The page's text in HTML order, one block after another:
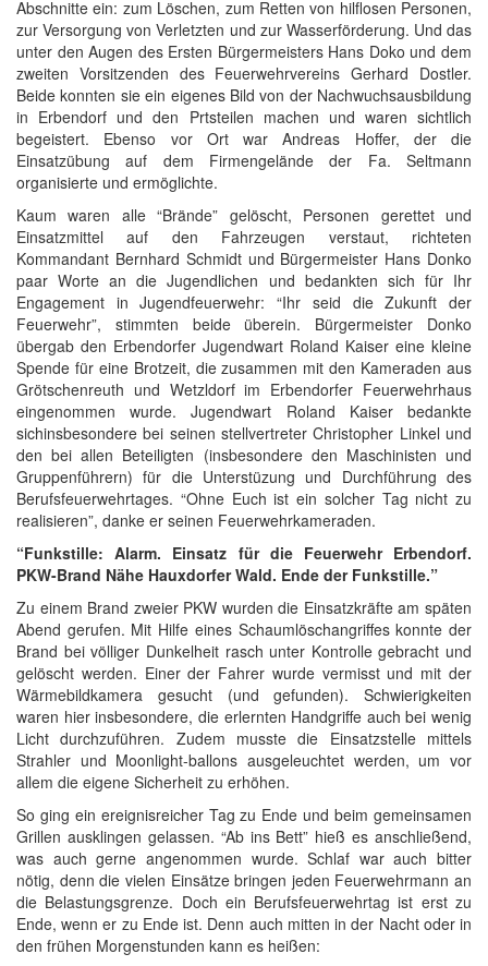
Abschnitte ein: zum Löschen, zum Retten von hilflosen Personen,
zur Versorgung von Verletzten und zur Wasserförderung. Und das
unter den Augen des Ersten Bürgermeisters Hans Doko und dem
zweiten Vorsitzenden des Feuerwehrvereins Gerhard Dostler.
Beide konnten sie ein eigenes Bild von der Nachwuchsausbildung
in Erbendorf und den Prtsteilen machen und waren sichtlich
begeistert. Ebenso vor Ort war Andreas Hoffer, der die
Einsatzübung auf dem Firmengelände der Fa. Seltmann
organisierte und ermöglichte.
Kaum waren alle “Brände” gelöscht, Personen gerettet und
Einsatzmittel auf den Fahrzeugen verstaut, richteten
Kommandant Bernhard Schmidt und Bürgermeister Hans Donko
paar Worte an die Jugendlichen und bedankten sich für Ihr
Engagement in Jugendfeuerwehr: “Ihr seid die Zukunft der
Feuerwehr”, stimmten beide überein. Bürgermeister Donko
übergab den Erbendorfer Jugendwart Roland Kaiser eine kleine
Spende für eine Brotzeit, die zusammen mit den Kameraden aus
Grötschenreuth und Wetzldorf im Erbendorfer Feuerwehrhaus
eingenommen wurde. Jugendwart Roland Kaiser bedankte
sichinsbesondere bei seinen stellvertreter Christopher Linkel und
den bei allen Beteiligten (insbesondere den Maschinisten und
Gruppenführern) für die Unterstüzung und Durchführung des
Berufsfeuerwehrtages. “Ohne Euch ist ein solcher Tag nicht zu
realisieren”, danke er seinen Feuerwehrkameraden.
“Funkstille: Alarm. Einsatz für die Feuerwehr Erbendorf.
PKW-Brand Nähe Hauxdorfer Wald. Ende der Funkstille.”
Zu einem Brand zweier PKW wurden die Einsatzkräfte am späten
Abend gerufen. Mit Hilfe eines Schaumlöschangriffes konnte der
Brand bei völliger Dunkelheit rasch unter Kontrolle gebracht und
gelöscht werden. Einer der Fahrer wurde vermisst und mit der
Wärmebildkamera gesucht (und gefunden). Schwierigkeiten
waren hier insbesondere, die erlernten Handgriffe auch bei wenig
Licht durchzuführen. Zudem musste die Einsatzstelle mittels
Strahler und Moonlight-ballons ausgeleuchtet werden, um vor
allem die eigene Sicherheit zu erhöhen.
So ging ein ereignisreicher Tag zu Ende und beim gemeinsamen
Grillen ausklingen gelassen. “Ab ins Bett” hieß es anschließend,
was auch gerne angenommen wurde. Schlaf war auch bitter
nötig, denn die vielen Einsätze bringen jeden Feuerwehrmann an
die Belastungsgrenze. Doch ein Berufsfeuerwehrtag ist erst zu
Ende, wenn er zu Ende ist. Denn auch mitten in der Nacht oder in
den frühen Morgenstunden kann es heißen: